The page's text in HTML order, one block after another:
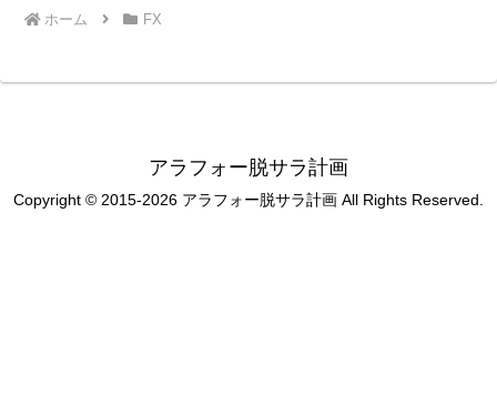
ホーム FX
アラフォー脱サラ計画
Copyright © 2015-2026 アラフォー脱サラ計画 All Rights Reserved.